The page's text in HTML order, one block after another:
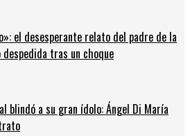
el desesperante relato del padre de la
despedida tras un choque
blindó a su gran ídolo: Ángel Di María